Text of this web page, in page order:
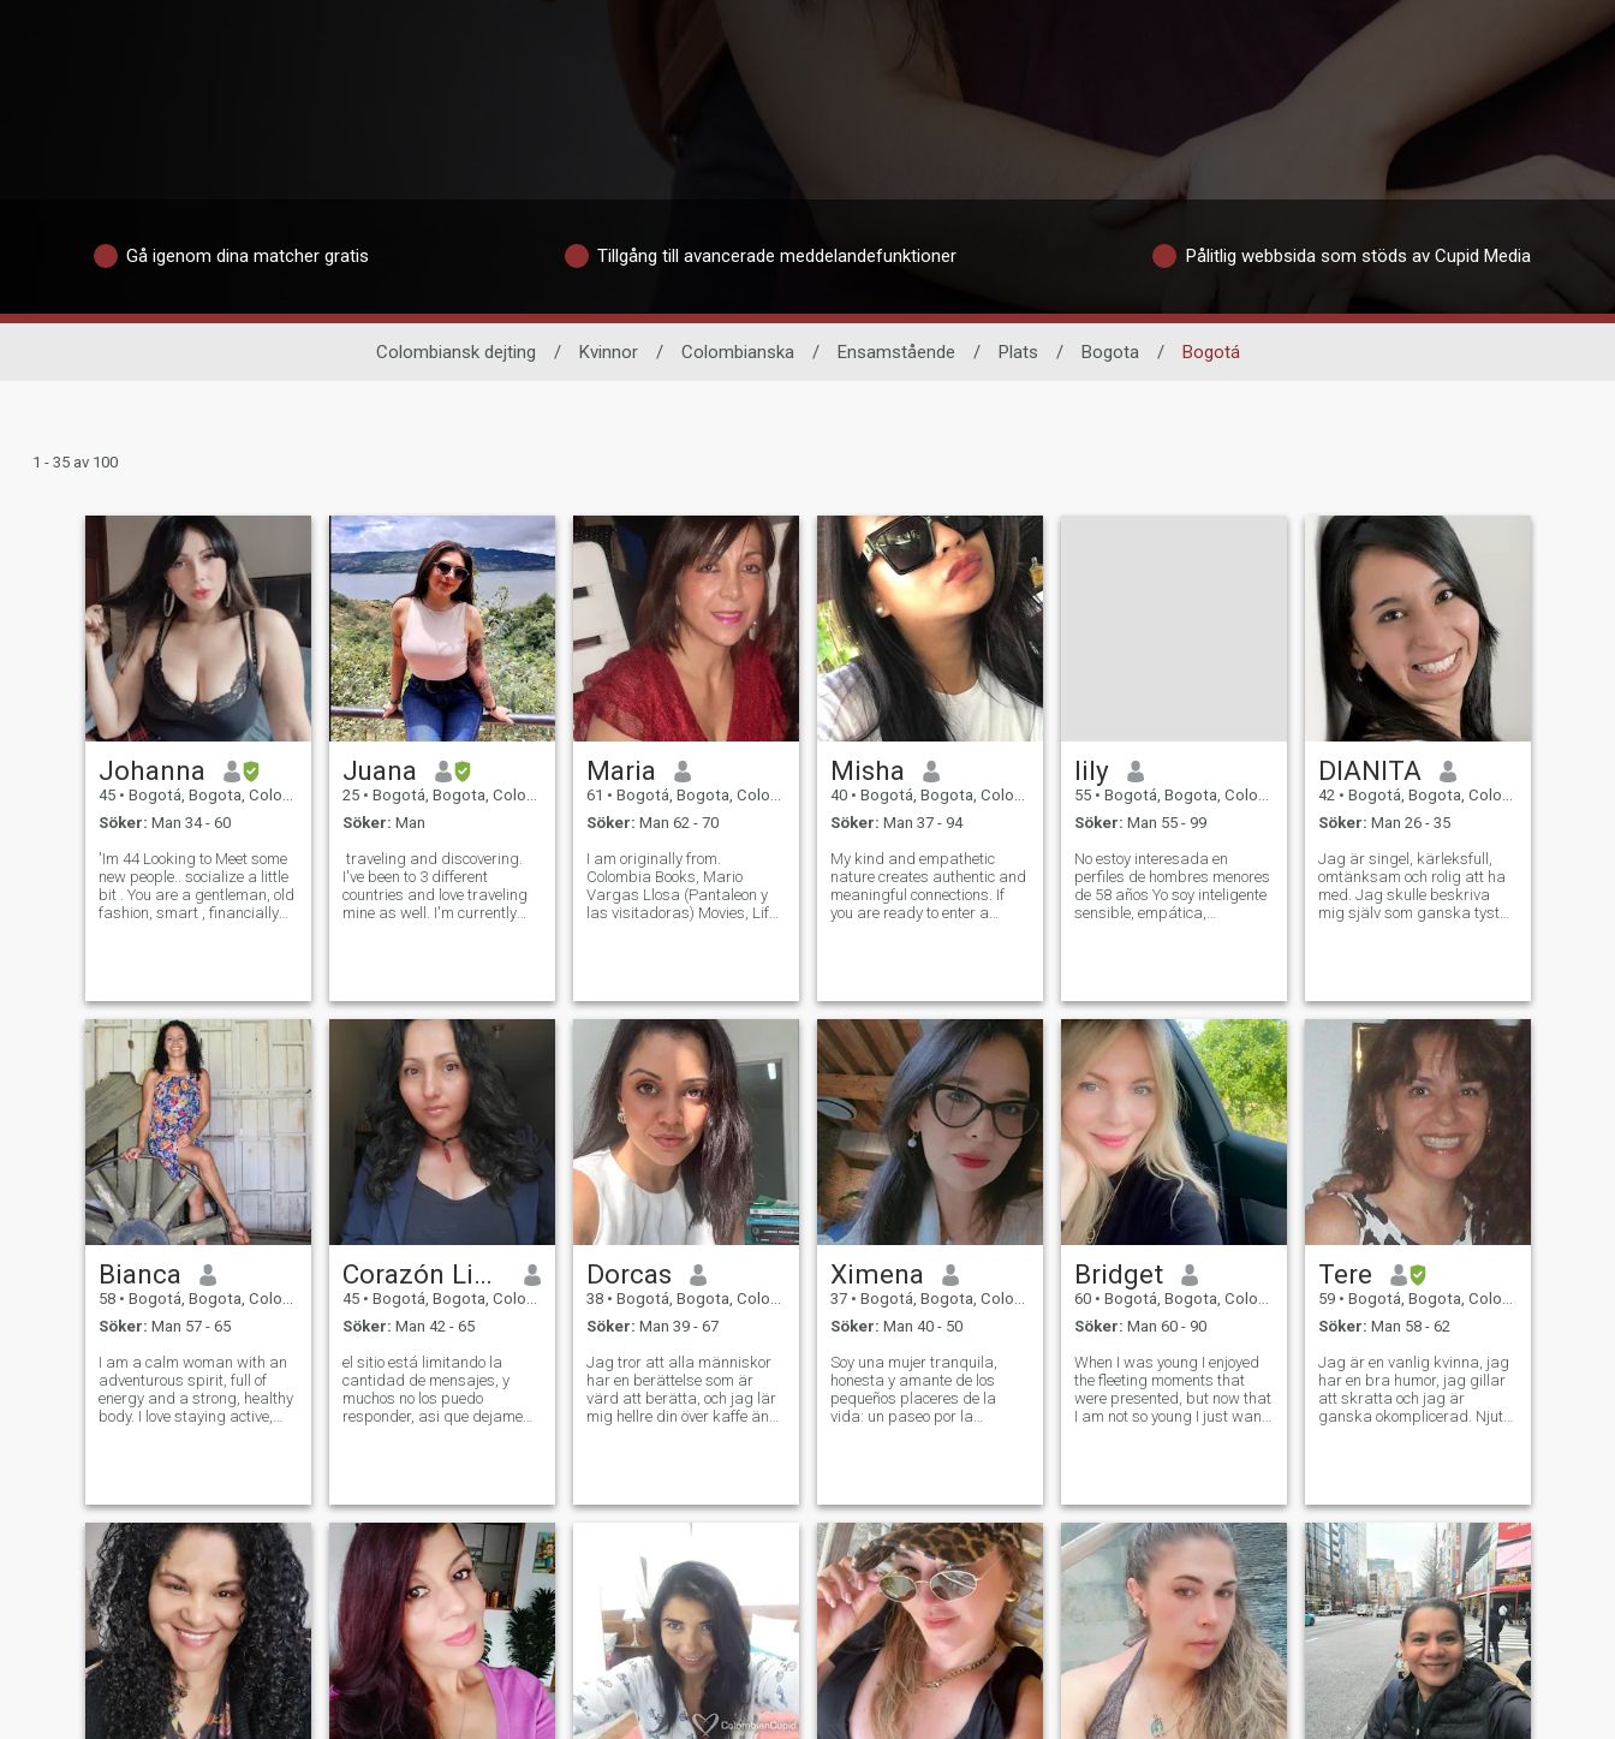
Gå igenom dina matcher gratis Tillgång till avancerade meddelandefunktioner Pålitlig webbsida som stöds av Cupid Media
Colombiansk dejting / Kvinnor / Colombianska / Ensamstående / Plats / Bogota / Bogotá
1 - 35 av 100
Johanna
45 • Bogotá, Bogota, Colombia
Söker: Man 34 - 60
'Im 44 Looking to Meet some
new people.. socialize a little
bit . You are a gentleman, old
fashion, smart , financially
open the door for me 😍
Juana
25 • Bogotá, Bogota, Colombia
Söker: Man
traveling and discovering.
I've been to 3 different
countries and love traveling
mine as well. I'm currently
out for
Maria
61 • Bogotá, Bogota, Colombia
Söker: Man 62 - 70
I am originally from.
Colombia Books, Mario
Vargas Llosa (Pantaleon y
las visitadoras) Movies, Life
varied taste. I like Itali
Misha
40 • Bogotá, Bogota, Colombia
Söker: Man 37 - 94
My kind and empathetic
nature creates authentic and
meaningful connections. If
you are ready to enter a
together on this journey of
discovery.
lily
55 • Bogotá, Bogota, Colombia
Söker: Man 55 - 99
No estoy interesada en
perfiles de hombres menores
de 58 años Yo soy inteligente
sensible, empática,
personas con afines al
socialismo - comunism
DIANITA
42 • Bogotá, Bogota, Colombia
Söker: Man 26 - 35
Jag är singel, kärleksfull,
omtänksam och rolig att ha
med. Jag skulle beskriva
mig själv som ganska tyst
lyssnare och alltid där för
mina vänner när de behöver
mig. Jag är mjuk, mild och
mycket adventerous tjej som
tycker om att resa mycket
Bianca
58 • Bogotá, Bogota, Colombia
Söker: Man 57 - 65
I am a calm woman with an
adventurous spirit, full of
energy and a strong, healthy
body. I love staying active,
a heart ready to help and
Corazón Lindo, LEE MI PERFIL
45 • Bogotá, Bogota, Colombia
Söker: Man 42 - 65
el sitio está limitando la
cantidad de mensajes, y
muchos no los puedo
responder, asi que dejame
interesante, leal, muy alegre,
agradecida, con valores y p
Dorcas
38 • Bogotá, Bogota, Colombia
Söker: Man 39 - 67
Jag tror att alla människor
har en berättelse som är
värd att berätta, och jag lär
mig hellre din över kaffe än
om att skratta tills mina
kinder gör ont, prova nya
som planerat, och skapa
minnen som inte kan
filtreras. Jag är
självständig, men jag tror
fortfarande att livet är bättre
när man har någon att dela
det med. Jag uppskattar
ärlighet, vänlighet och
människor som inte tar sig
själva på för stort allvar. Om
Ximena
37 • Bogotá, Bogota, Colombia
Söker: Man 40 - 50
Soy una mujer tranquila,
honesta y amante de los
pequeños placeres de la
vida: un paseo por la
respeto, la lealtad y los
gestos genuinos. No busco
jue
Bridget
60 • Bogotá, Bogota, Colombia
Söker: Man 60 - 90
When I was young I enjoyed
the fleeting moments that
were presented, but now that
I am not so young I just want
of it, every day I do it but
Tere
59 • Bogotá, Bogota, Colombia
Söker: Man 58 - 62
Jag är en vanlig kvinna, jag
har en bra humor, jag gillar
att skratta och jag är
ganska okomplicerad. Njut
rollmusik. I am not for
games. Jag är inte för spel. I
am financially stable, I can
travel whenever I want, I have
no impediment Jag är en
vanlig kvinna, jag har en god
humor, jag gillar att skratta
Jag njuter lika mycket av
naturen som av allt annat.
Jag är förståndig,
kärleksfull och romantisk.
Jag älskar musik, jag gillar
rock and roll. Jag är inte på